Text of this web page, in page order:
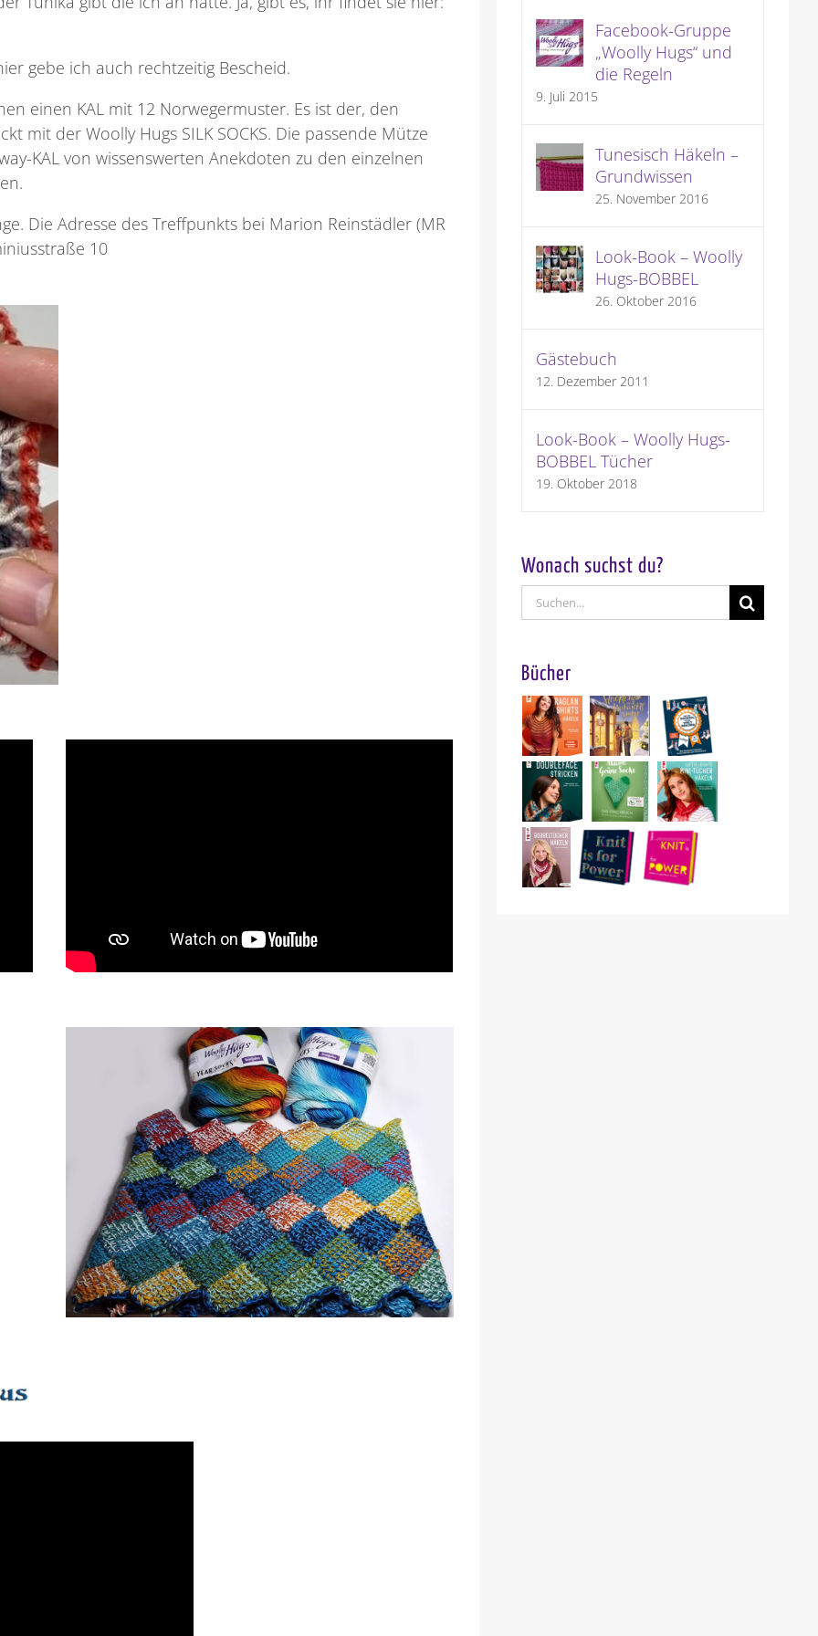
gebe ich auch rechtzeitig Bescheid.
einen KAL mit 12 Norwegermuster. Es ist der, den
mit der Woolly Hugs SILK SOCKS. Die passende Mütze
KAL von wissenswerten Anekdoten zu den einzelnen
Die Adresse des Treffpunkts bei Marion Reinstädler (MR
10
Facebook-Gruppe
„Woolly Hugs“ und
die Regeln
9. Juli 2015
Tunesisch Häkeln –
Grundwissen
25. November 2016
Look-Book – Woolly
Hugs-BOBBEL
26. Oktober 2016
Gästebuch
12. Dezember 2011
Look-Book – Woolly Hugs-
BOBBEL Tücher
19. Oktober 2018
Wonach suchst du?
Suche
nach:
Bücher